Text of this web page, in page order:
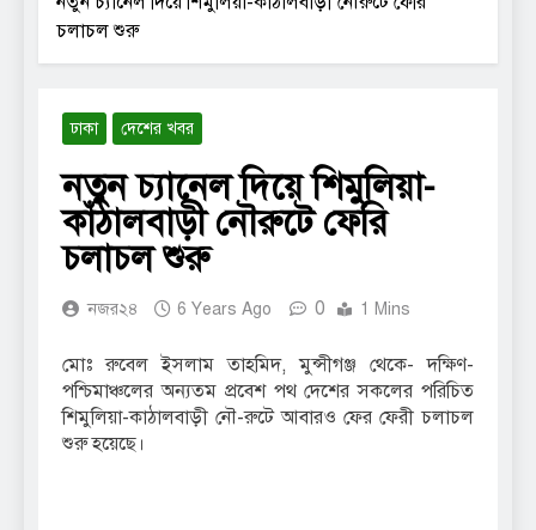
চলাচল শুরু
ঢাকা দেশের খবর
নতুন চ্যানেল দিয়ে শিমুলিয়া-
কাঁঠালবাড়ী নৌরুটে ফেরি
চলাচল শুরু
নজর২৪ 6 Years Ago 0 1 Mins
মোঃ রুবেল ইসলাম তাহমিদ, মুন্সীগঞ্জ থেকে- দক্ষিণ-
পশ্চিমাঞ্চলের অন্যতম প্রবেশ পথ দেশের সকলের পরিচিত
শিমুলিয়া-কাঠালবাড়ী নৌ-রুটে আবারও ফের ফেরী চলাচল
শুরু হয়েছে।